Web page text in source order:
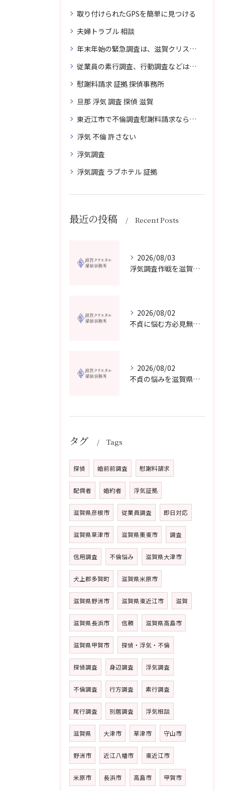
取り付けられたGPSを簡単に見つける
夫婦トラブル 相談
年末年始の緊急調査は、滋賀クリスタル探偵事務所へご相談
従業員の素行調査、行動調査などは、滋賀クリスタル探偵事務所へまずは、ご相談
慰謝料請求 証拠 探偵事務所
旦那 浮気 調査 探偵 滋賀
東近江市で不倫調査慰謝料請求なら滋賀クリスタル探偵事務所へご相談
浮気 不倫 許さない
浮気調査
浮気調査 ラブホテル 証拠
最近の投稿 Recent Posts
2026/08/03
浮気調査作戦を滋賀県で成功させる費用と証拠収集の実践ガイド
2026/08/02
不貞に悩む方必見無料相談対応の探偵事務所は滋賀県高島市でどう選ぶべきか
2026/08/02
不貞の悩みを滋賀県大津市の探偵事務所で無料相談し納得できる解決策を見つける方法
タグ Tags
探偵 婚前前調査 慰謝料請求
配偶者 婚約者 浮気証拠
滋賀県彦根市 従業員調査 即日対応
滋賀県草津市 滋賀県栗東市 調査
信用調査 不倫悩み 滋賀県大津市
犬上郡多賀町 滋賀県米原市
滋賀県野洲市 滋賀県東近江市 滋賀
滋賀県長浜市 信頼 滋賀県高島市
滋賀県甲賀市 探偵・浮気・不倫
探偵調査 身辺調査 浮気調査
不倫調査 行方調査 素行調査
尾行調査 別居調査 浮気相談
滋賀県 大津市 草津市 守山市
野洲市 近江八幡市 東近江市
米原市 長浜市 高島市 甲賀市